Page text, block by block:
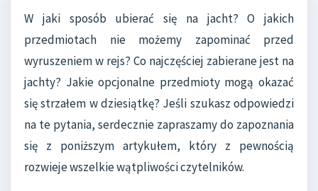
W jaki sposób ubierać się na jacht? O jakich
przedmiotach nie możemy zapominać przed
wyruszeniem w rejs? Co najczęściej zabierane jest na
jachty? Jakie opcjonalne przedmioty mogą okazać
się strzałem w dziesiątkę? Jeśli szukasz odpowiedzi
na te pytania, serdecznie zapraszamy do zapoznania
się z poniższym artykułem, który z pewnością
rozwieje wszelkie wątpliwości czytelników.